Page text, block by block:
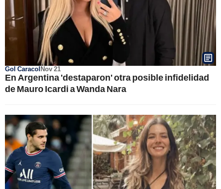
Gol CaracolNov 21
En Argentina 'destaparon' otra posible infidelidad
de Mauro Icardi a Wanda Nara